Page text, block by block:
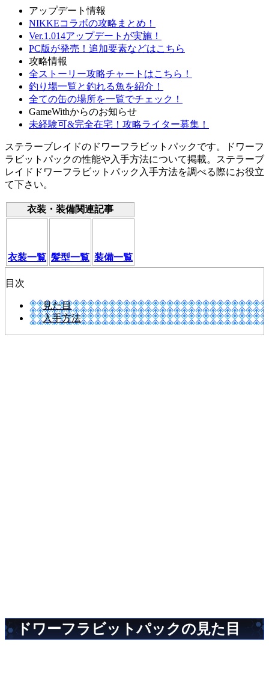
アップデート情報
NIKKEコラボの攻略まとめ！
Ver.1.014アップデートが実施！
PC版が発売！追加要素などはこちら
攻略情報
全ストーリー攻略チャートはこちら！
釣り場一覧と釣れる魚を紹介！
全ての缶の場所を一覧でチェック！
GameWithからのお知らせ
未経験可&完全在宅！攻略ライター募集！
ステラーブレイドのドワーフラビットパックです。ドワーフ
ラビットパックの性能や入手方法について掲載。ステラーブ
レイドドワーフラビットパック入手方法を調べる際にお役立
て下さい。
衣装・装備関連記事
衣装一覧 髪型一覧 装備一覧
目次
見た目
入手方法
ドワーフラビットパックの見た目